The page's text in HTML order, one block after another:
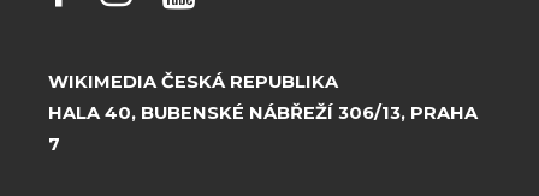
WIKIMEDIA ČESKÁ REPUBLIKA
HALA 40, BUBENSKÉ NÁBŘEŽÍ 306/13, PRAHA
7